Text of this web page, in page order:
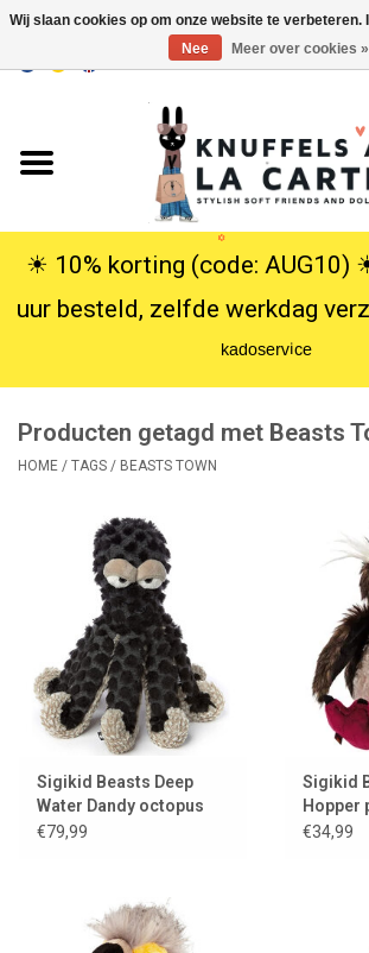
USD
Knuffels
Poppen
SALE
Lookbooks
Merken
☀︎ 10% korting (code: AUG10)
uur besteld, zelfde werkdag
ᵏᵃᵈᵒˢᵉʳᵛⁱᶜᵉ
Producten getagd met Beasts
HOME / TAGS / BEASTS TOWN
Sigikid Beasts Deep
Water Dandy octopus
€79,99
Sigikid
Hopper
€34,99
Wij slaan cookies op om onze website te verbeteren.
Nee
Meer over cookies »